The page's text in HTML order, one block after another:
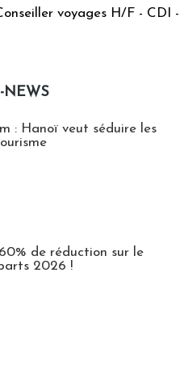
voyages H/F - CDI -
NEWS
: Hanoï veut séduire les
de réduction sur le
2026 !